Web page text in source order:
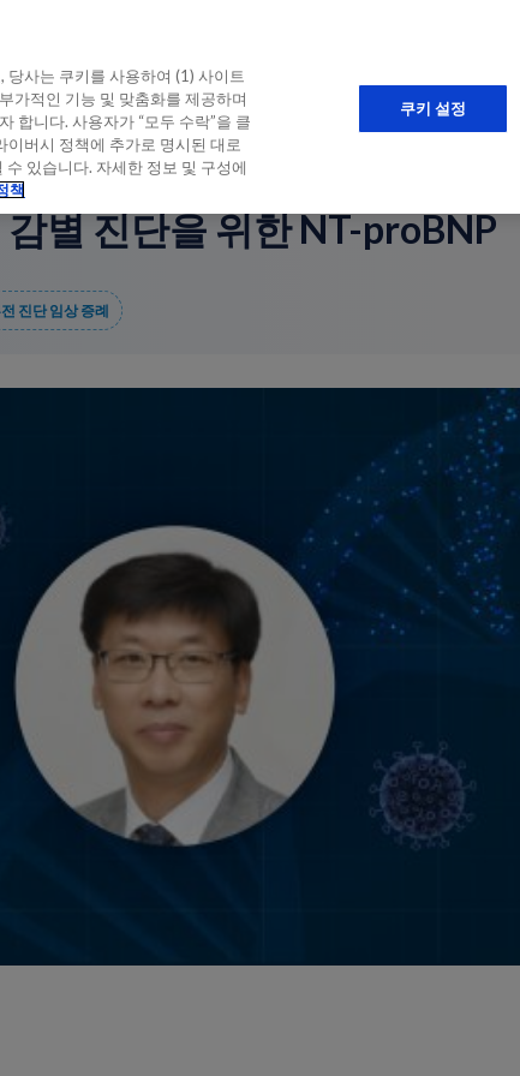
별 진단을 위한 NT-proBNP
진단 임상 증례
당사는 쿠키를 사용하여 (1) 사이트
가적인 기능 및 맞춤화를 제공하며
합니다. 사용자가 “모두 수락”을 클
버시 정책에 추가로 명시된 대로
있습니다. 자세한 정보 및 구성에
책
쿠키 설정